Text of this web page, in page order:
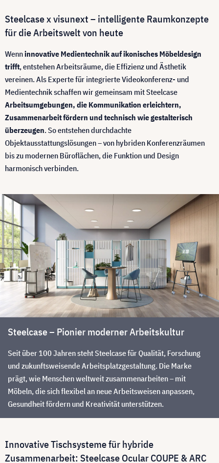
Steelcase x visunext – intelligente Raumkonzepte
für die Arbeitswelt von heute
Wenninnovative Medientechnik auf ikonisches Möbeldesign
trifft, entstehen Arbeitsräume, die Effizienz und Ästhetik
vereinen. Als Experte für integrierte Videokonferenz- und
Medientechnik schaffen wir gemeinsam mit Steelcase
Arbeitsumgebungen, die Kommunikation erleichtern,
Zusammenarbeit fördern und technisch wie gestalterisch
überzeugen. So entstehen durchdachte
Objektausstattungslösungen – von hybriden Konferenzräumen
bis zu modernen Büroflächen, die Funktion und Design
harmonisch verbinden.
Steelcase – Pionier moderner Arbeitskultur
Seit über 100 Jahren steht Steelcase für Qualität, Forschung
und zukunftsweisende Arbeitsplatzgestaltung. Die Marke
prägt, wie Menschen weltweit zusammenarbeiten – mit
Möbeln, die sich flexibel an neue Arbeitsweisen anpassen,
Gesundheit fördern und Kreativität unterstützen.
Innovative Tischsysteme für hybride
Zusammenarbeit: Steelcase Ocular COUPE & ARC